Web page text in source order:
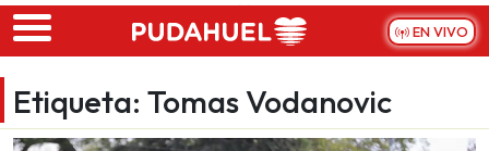
Skip to main content
EN VIVO
Etiqueta: Tomas Vodanovic